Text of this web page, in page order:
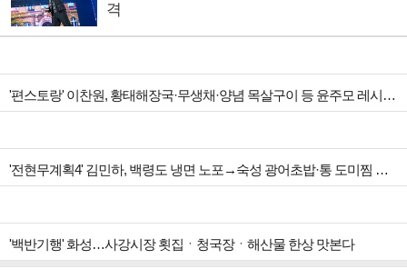
격
'편스토랑' 이찬원, 황태해장국·무생채·양념 목살구이 등 윤주모 레시피 섭렵
'전현무계획4' 김민하, 백령도 냉면 노포→숙성 광어초밥·통 도미찜 맛집 탐방
'백반기행' 화성…사강시장 횟집ㆍ청국장ㆍ해산물 한상 맛본다